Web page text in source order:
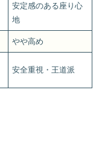
安定感のある座り心
地
やや高め
安全重視・王道派